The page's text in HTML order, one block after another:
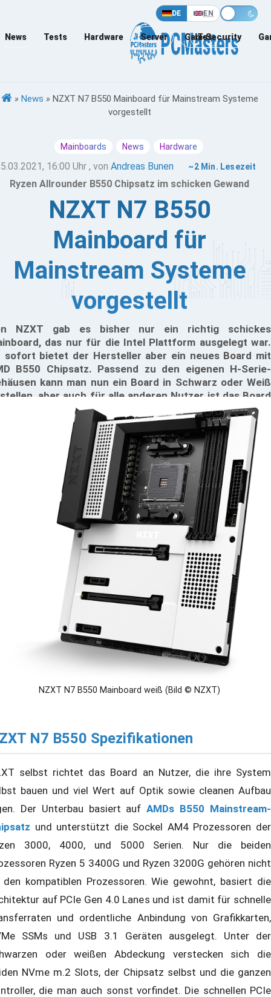
DE EN
News Tests Hardware Server Games
IT-Security
» News » NZXT N7 B550 Mainboard für Mainstream Systeme
vorgestellt
Mainboards News Hardware
16:00 Uhr , vonAndreas Bunen ~2 Min. Lesezeit
Ryzen Allrounder B550 Chipsatz im schicken Gewand
NZXT N7 B550
Mainboard für
Mainstream Systeme
vorgestellt
NZXT gab es bisher nur ein richtig schickes
das nur für die Intel Plattform ausgelegt war.
sofort bietet der Hersteller aber ein neues Board mit
B550 Chipsatz. Passend zu den eigenen H-Serie-
kann man nun ein Board in Schwarz oder Weiß
aber auch für alle anderen Nutzer ist das Board
da es einfach schick aussieht.
NZXT N7 B550 Mainboard weiß (Bild © NZXT)
N7 B550 Spezifikationen
selbst richtet das Board an Nutzer, die ihre System
bauen und viel Wert auf Optik sowie cleanen Aufbau
Der Unterbau basiert aufAMDs B550 Mainstream-
und unterstützt die Sockel AM4 Prozessoren der
3000, 4000, und 5000 Serien. Nur die beiden
Ryzen 5 3400G und Ryzen 3200G gehören nicht
den kompatiblen Prozessoren. Wie gewohnt, basiert die
auf PCIe Gen 4.0 Lanes und ist damit für schnelle
und ordentliche Anbindung von Grafikkarten,
SSMs und USB 3.1 Geräten ausgelegt. Unter der
oder weißen Abdeckung verstecken sich die
NVme m.2 Slots, der Chipsatz selbst und die ganzen
die man auch sonst vorfindet. Die schnellen PCIe